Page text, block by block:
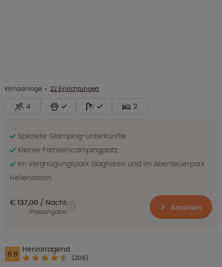
klimaanlage 22 Einrichtungen
4 2
Spezielle Glamping-Unterkünfte
Kleiner Familiencampingplatz
Im Vergnügungspark Slagharen und im Abenteuerpark
Hellendoorn
€ 137,00 Nacht
Preisangabe Ansehen
8.8 Hervorragend
(209)